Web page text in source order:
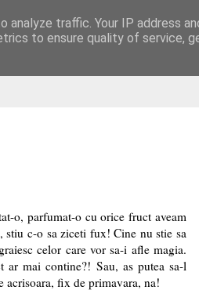
o, parfumat-o cu orice fruct aveam
stiu c-o sa ziceti fux! Cine nu stie sa
celor care vor sa-i afle magia.
mai contine?! Sau, as putea sa-l
acrisoara, fix de primavara, na!
traffic. Your IP address
to ensure quality of service,